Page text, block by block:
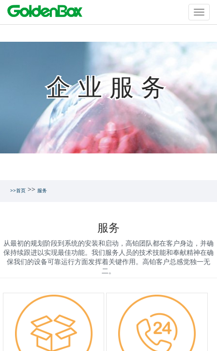
企业服务
>>首页 >> 服务
服务
从最初的规划阶段到系统的安装和启动，高铂团队都在客户身边，并确
保持续跟进以实现最佳功能。我们服务人员的技术技能和奉献精神在确
保我们的设备可靠运行方面发挥着关键作用。高铂客户总感觉独一无
二。